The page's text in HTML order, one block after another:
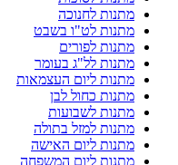
מתנות לחנוכה
מתנות לט"ו בשבט
מתנות לפורים
מתנות לל"ג בעומר
מתנות ליום העצמאות
מתנות כחול לבן
מתנות לשבועות
מתנות למזל בתולה
מתנות ליום האישה
מתנות ליום המשפחה